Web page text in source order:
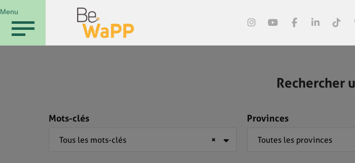
Menu
Rechercher
Mots-clés
×
Tous les mots-clés
Provinces
Toutes les provinces